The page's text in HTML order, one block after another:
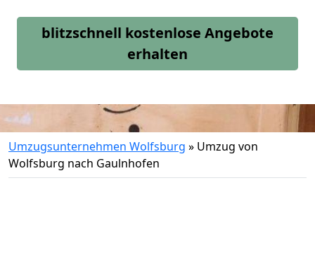
blitzschnell kostenlose Angebote
erhalten
Umzugsunternehmen Wolfsburg » Umzug von
Wolfsburg nach Gaulnhofen